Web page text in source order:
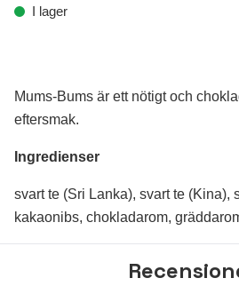
I lager
Mums-Bums är ett nötigt och
eftersmak.
Ingredienser
svart te (Sri Lanka), svart te (Kina),
kakaonibs, chokladarom,